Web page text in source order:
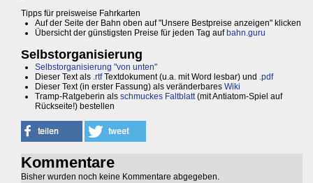
Tipps für preisweise Fahrkarten
Auf der Seite der Bahn oben auf "Unsere Bestpreise anzeigen" klicken
Übersicht der günstigsten Preise für jeden Tag auf bahn.guru
Selbstorganisierung
Selbstorganisierung "von unten"
Dieser Text als .rtfTextdokument (u.a. mit Word lesbar) und .pdf
Dieser Text (in erster Fassung) als veränderbares Wiki
Tramp-Ratgeberin als schmuckes Faltblatt(mit Antiatom-Spiel auf
Rückseite!) bestellen
Kommentare
Bisher wurden noch keine Kommentare abgegeben.